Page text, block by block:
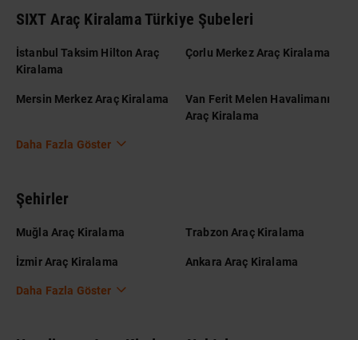
SIXT Araç Kiralama Türkiye Şubeleri
İstanbul Taksim Hilton Araç
Kiralama
Çorlu Merkez Araç Kiralama
Mersin Merkez Araç Kiralama
Van Ferit Melen Havalimanı
Araç Kiralama
Daha Fazla Göster
Şehirler
Muğla Araç Kiralama Trabzon Araç Kiralama
İzmir Araç Kiralama Ankara Araç Kiralama
Daha Fazla Göster